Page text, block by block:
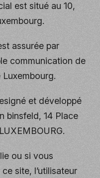
est situé au 10,
assurée par
communication de
et développé
binsfeld, 14 Place
ou si vous
site, l’utilisateur